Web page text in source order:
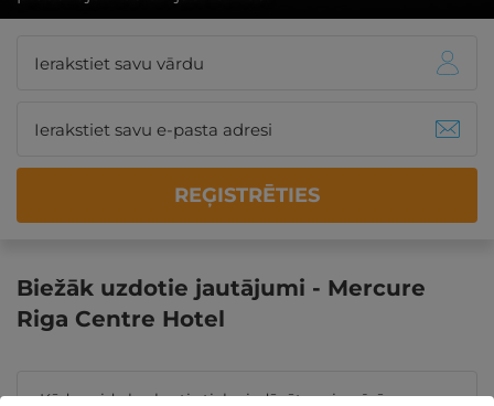
REĢISTRĒTIES
Biežāk uzdotie jautājumi - Mercure
Riga Centre Hotel
Kāda veida brokastis tiek piedāvātas viesnīcā